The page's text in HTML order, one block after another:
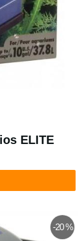
ELITE
-20 %